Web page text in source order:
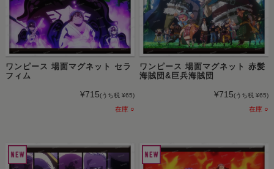
ワンピース 場面マグネット セラ
フィム
¥715(うち税 ¥65)
在庫 ○
ワンピース 場面マグネット 赤髪
海賊団&巨兵海賊団
¥715(うち税 ¥65)
在庫 ○